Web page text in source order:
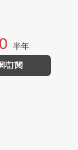
半年
訂閱